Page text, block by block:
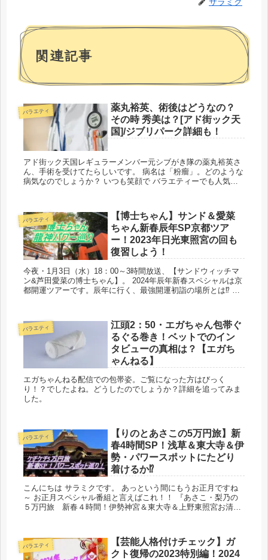
サラミク
関連記事
バラエティ
薬丸裕英、術後はどうなの？
その時 秀美は？[アド街ック天
国]/ジブリパーク詳細も！
アド街ック天国レギュラーメンバー元シブがき隊の薬丸裕英さ
ん、手術を受けてたらしいです。 病名は「粉瘤」。どのような
病気なのでしょうか？ いつも笑顔で バラエティーでも人気の
バラエティ
【博士ちゃん】サンド＆愛菜
ちゃん新春辰年SP京都ツア
ー！2023年日光東照宮の回も
復習しよう！
今夜・1月3日（水）18：00～3時間放送、【サンドウィッチマ
ン&芦田愛菜の博士ちゃん】。 2024年辰年新春スペシャルは京
都開運ツアーです。辰年に行く、最強開運初詣の場所とは⁉ 神
バラエティ
江頭2：50・エガちゃん包帯ぐ
るぐる巻き！ベットでのイン
タビューの真相は？【エガち
ゃんねる】
エガちゃんねる配信での包帯姿。ご覧になった方はびっく
り！？でしたよね。どうしたのでしょうか？詳細を追ってみま
した。
バラエティ
【りのとあさこの5万円旅】新
春4時間SP！浅草＆東大寺＆伊
勢・パワースポットにたどり
着けるか⁉
こんにちは サラミクです。 あっという間にもうお正月ですね
～ お正月スペシャル番組と言えばこれ！！ 『あさこ・梨乃の
５万円旅 新春４時間！伊勢神宮＆東大寺＆上野東照宮お清め
バラエティ
【芸能人格付けチェック】ガ
クト復帰の2023特別編！2024